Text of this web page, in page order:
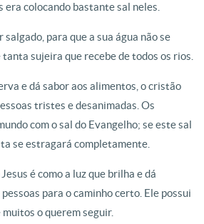
colocando bastante sal neles.
salgado, para que a sua água não se
sujeira que recebe de todos os rios.
e dá sabor aos alimentos, o cristão
tristes e desanimadas. Os
com o sal do Evangelho; se este sal
se estragará completamente.
é como a luz que brilha e dá
para o caminho certo. Ele possui
o querem seguir.